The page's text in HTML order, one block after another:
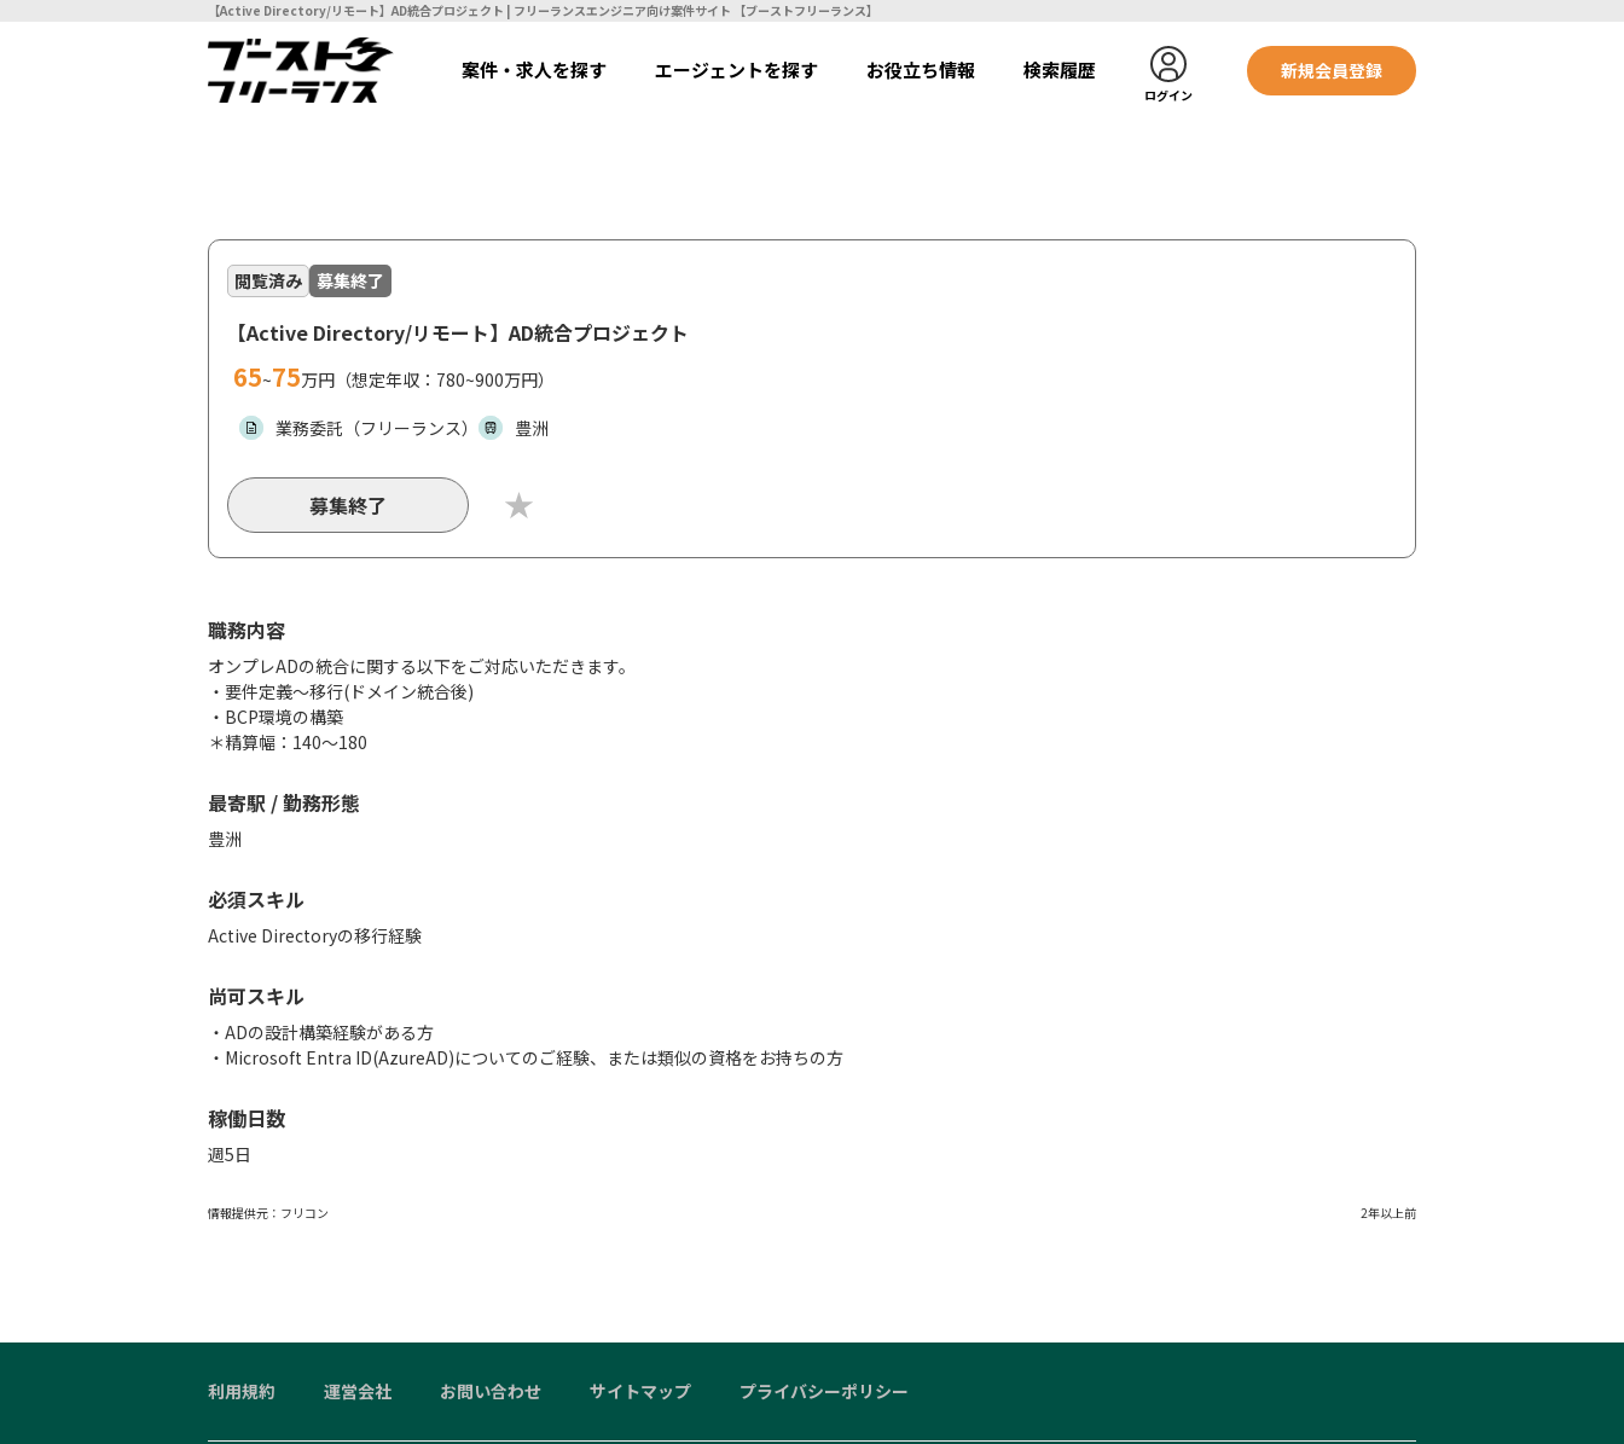
【Active Directory/リモート】AD統合プロジェクト | フリーランスエンジニア向け案件サイト 【ブーストフリーランス】
案件・求人を探す エージェントを探す お役立ち情報 検索履歴
ログイン
新規会員登録
閲覧済み 募集終了
【Active Directory/リモート】AD統合プロジェクト
65~75万円（想定年収：780~900万円）
業務委託（フリーランス）
豊洲
募集終了
職務内容
オンプレADの統合に関する以下をご対応いただきます。
・要件定義〜移行(ドメイン統合後)
・BCP環境の構築
＊精算幅：140〜180
最寄駅 / 勤務形態
豊洲
必須スキル
Active Directoryの移行経験
尚可スキル
・ADの設計構築経験がある方
・Microsoft Entra ID(AzureAD)についてのご経験、または類似の資格をお持ちの方
稼働日数
週5日
情報提供元： フリコン 2年以上前
利用規約 運営会社 お問い合わせ サイトマップ プライバシーポリシー